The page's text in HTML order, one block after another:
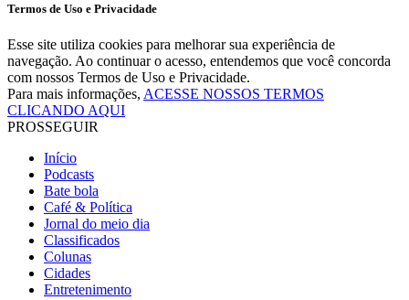
Termos de Uso e Privacidade
Esse site utiliza cookies para melhorar sua experiência de
navegação. Ao continuar o acesso, entendemos que você concorda
com nossos Termos de Uso e Privacidade.
Para mais informações, ACESSE NOSSOS TERMOS
CLICANDO AQUI
PROSSEGUIR
Início
Podcasts
Bate bola
Café & Política
Jornal do meio dia
Classificados
Colunas
Cidades
Entretenimento